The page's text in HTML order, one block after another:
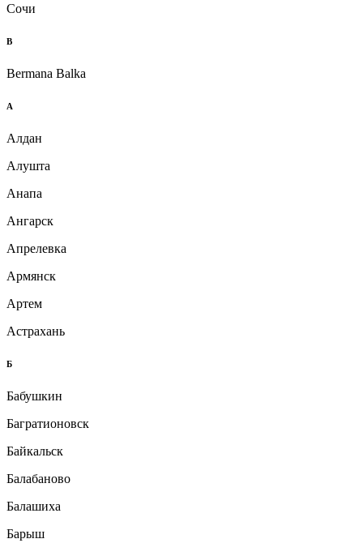
Сочи
B
Bermana Balka
А
Алдан
Алушта
Анапа
Ангарск
Апрелевка
Армянск
Артем
Астрахань
Б
Бабушкин
Багратионовск
Байкальск
Балабаново
Балашиха
Барыш